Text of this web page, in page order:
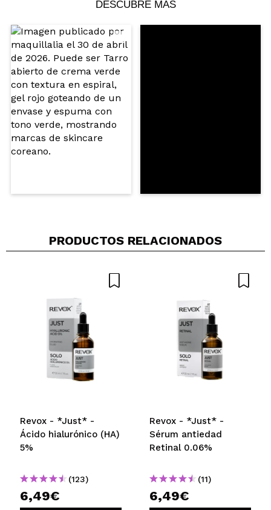
Paula
Me ha gustado mucho este sérum. Deja la piel
hidratada y con sensación de confort sin resultar
pesado. Lo noto ideal para usar a diario, sobre todo
cuando tengo la piel más apagada o deshidratada
¿Recomendarías su compra?
Opinión
verificada
DESCUBRE MÁS
PRODUCTOS RELACIONADOS
Revox - *Just* -
Ácido hialurónico (HA)
5%
(123)
6,49€
Revox - *Just* -
Sérum antiedad
Retinal 0.06%
(11)
6,49€